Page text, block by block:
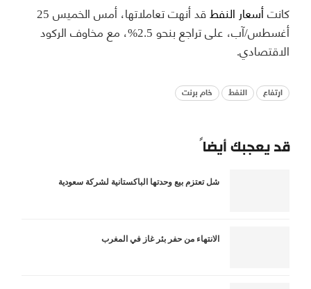
كانتأسعار النفط
قد أنهت تعاملاتها، أمس الخميس 25
أغسطس/آب، على تراجع بنحو 2.5%، مع مخاوف الركود
الاقتصادي.
ارتفاع النفط خام برنت
قد يعجبك أيضاً
شل تعتزم بيع وحدتها الباكستانية لشركة سعودية
الانتهاء من حفر بئر غاز في المغرب